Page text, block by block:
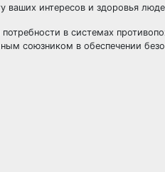
ваших интересов и здоровья
в системах
союзником в обеспечении